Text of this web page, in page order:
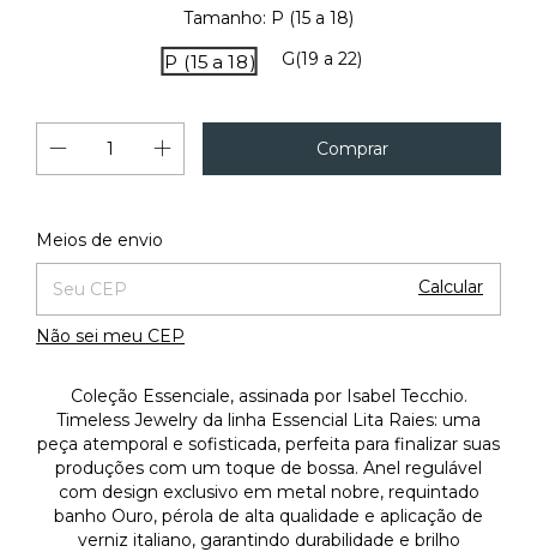
Tamanho: P (15 a 18)
P (15 a 18) G(19 a 22)
Entregas para o CEP:
Meios de envio
Calcular
Não sei meu CEP
Coleção Essenciale, assinada por Isabel Tecchio.
Timeless Jewelry da linha Essencial Lita Raies: uma
peça atemporal e sofisticada, perfeita para finalizar suas
produções com um toque de bossa. Anel regulável
com design exclusivo em metal nobre, requintado
banho Ouro, pérola de alta qualidade e aplicação de
verniz italiano, garantindo durabilidade e brilho